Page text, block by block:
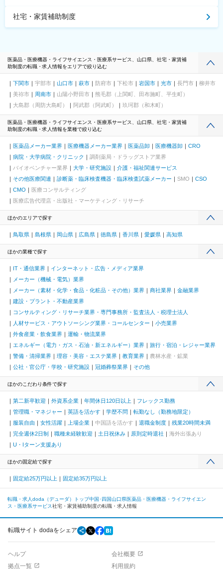
社宅・家賃補助制度
医薬品・医療機器・ライフサイエンス・医療系サービス、山口県、社宅・家賃補
助制度の転職・求人情報をエリアで絞り込む
下関市 宇部市 山口市 萩市 防府市 下松市 岩国市 光市 長門市
柳井市
美祢市
周南市 山陽小野田市
熊毛郡（上関町、田布施町、平生町）
大島郡（周防大島町）
阿武郡（阿武町） 玖珂郡（和木町）
医薬品・医療機器・ライフサイエンス・医療系サービス、山口県、社宅・家賃補
助制度の転職・求人情報を業種で絞り込む
医薬品メーカー業界 医療機器メーカー業界 医薬品卸 医療機器卸
CRO
病院・大学病院・クリニック
調剤薬局・ドラッグストア業界
バイオベンチャー業界
大学・研究施設
介護・福祉関連サービス
その他医療関連
診断薬・臨床検査機器・臨床検査試薬メーカー SMO
CSO
CMO
医療コンサルティング
医療広告代理店・出版社・マーケティング・リサーチ
ほかのエリアで探す
鳥取県 島根県 岡山県 広島県 徳島県 香川県 愛媛県 高知県
ほかの業種で探す
IT・通信業界
インターネット・広告・メディア業界
メーカー（機械・電気）業界
メーカー（素材・化学・食品・化粧品・その他）業界
商社業界
金融業界
建設・プラント・不動産業界
コンサルティング・リサーチ業界・専門事務所・監査法人・税理士法人
人材サービス・アウトソーシング業界・コールセンター
小売業界
外食産業・飲食業界
運輸・物流業界
エネルギー（電力・ガス・石油・新エネルギー）業界
旅行・宿泊・レジャー業界
警備・清掃業界
理容・美容・エステ業界 教育業界
農林水産・鉱業
公社・官公庁・学校・研究施設
冠婚葬祭業界 その他
ほかのこだわり条件で探す
第二新卒歓迎 外資系企業 年間休日120日以上
フレックス勤務
管理職・マネジャー
英語を活かす 学歴不問
転勤なし（勤務地限定）
服装自由
女性活躍 上場企業 中国語を活かす 退職金制度
残業20時間未満
完全週休2日制
職種未経験歓迎 土日祝休み 原則定時退社
海外出張あり
U・Iターン支援あり
ほかの固定給で探す
固定給25万円以上 固定給35万円以上
転職・求人doda（デューダ）トップ中国･四国山口県医薬品・医療機器・ライフサイエン
ス・医療系サービス社宅・家賃補助制度の転職・求人情報
転職サイト dodaをシェア
ヘルプ
会社概要
拠点一覧
利用規約